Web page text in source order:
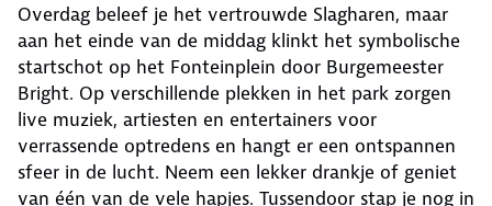
Overdag beleef je het vertrouwde Slagharen, maar
aan het einde van de middag klinkt het symbolische
startschot op het Fonteinplein door Burgemeester
Bright. Op verschillende plekken in het park zorgen
live muziek, artiesten en entertainers voor
verrassende optredens en hangt er een ontspannen
sfeer in de lucht. Neem een lekker drankje of geniet
van één van de vele hapjes. Tussendoor stap je nog in